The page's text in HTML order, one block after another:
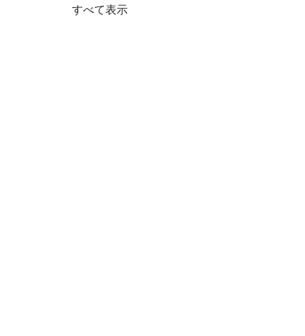
すべて表示